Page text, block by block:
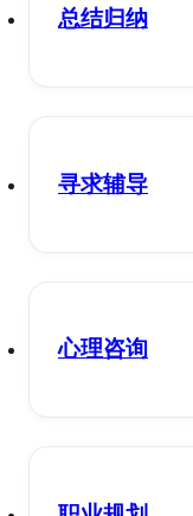
总结归纳
寻求辅导
心理咨询